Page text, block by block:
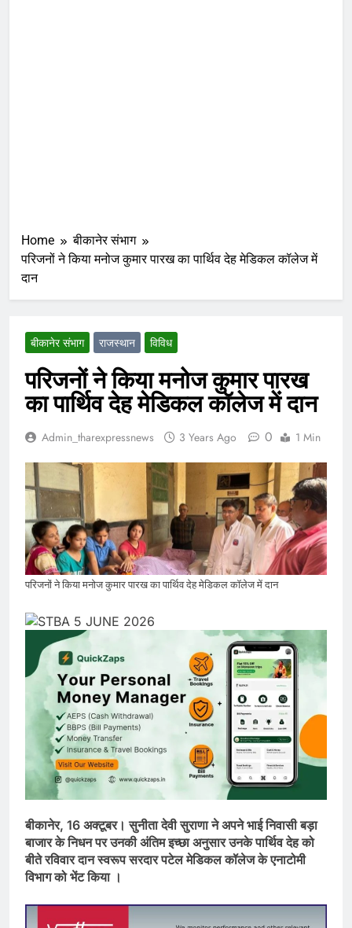
Home
बीकानेर संभाग
परिजनों ने किया मनोज कुमार पारख का पार्थिव देह मेडिकल कॉलेज में
दान
बीकानेर संभाग राजस्थान विविध
परिजनों ने किया मनोज कुमार पारख
का पार्थिव देह मेडिकल कॉलेज में दान
Admin_tharexpressnews 3 Years Ago 0 1 Min
परिजनों ने किया मनोज कुमार पारख का पार्थिव देह मेडिकल कॉलेज में दान
बीकानेर, 16 अक्टूबर। सुनीता देवी सुराणा ने अपने भाई निवासी बड़ा
बाजार के निधन पर उनकी अंतिम इच्छा अनुसार उनके पार्थिव देह को
बीते रविवार दान स्वरूप सरदार पटेल मेडिकल कॉलेज के एनाटोमी
विभाग को भेंट किया ।